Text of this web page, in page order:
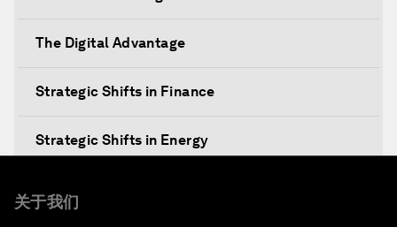
The Digital Advantage
Strategic Shifts in Finance
Strategic Shifts in Energy
关于我们